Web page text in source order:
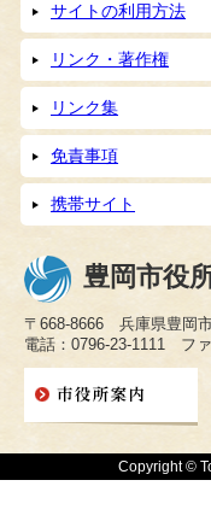
サイトの利用方法
リンク・著作権
リンク集
免責事項
携帯サイト
豊岡市役
〒668-8666 兵庫県豊岡
電話：0796-23-1111 フ
Copyright ©